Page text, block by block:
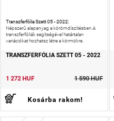
Transzferfólia Szett 05 - 2022:
Népszerű alapanyag a körömdíszítésben.A
transzferfóliák segítségével határtalan
variációkat hozhatsz létre a körmökre.
TRANSZFERFÓLIA SZETT 05 - 2022
1 272 HUF 1 590 HUF
Kosárba rakom!